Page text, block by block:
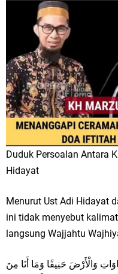
Duduk Persoalan Antara
Hidayat
Menurut Ust Adi Hidayat
ini tidak menyebut
langsung Wajjahtu
وَالْأَرْضَ حَنِيفًا وَمَا أَنَا مِنَ